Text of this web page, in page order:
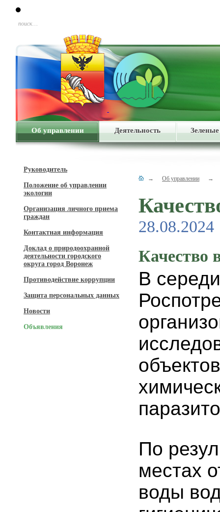
поиск…
Об управлении Деятельность
Руководитель
Положение об управлении
экологии
Организация личного приема
граждан
Контактная информация
Доклад о природоохранной
деятельности городского
округа город Воронеж
Противодействие коррупции
Защита персональных данных
Новости
Объявления
→ Об управлении →
28.08.2024
Качество
В
По
местах
воды